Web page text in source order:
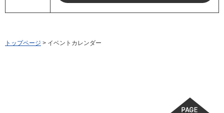
トップページ > イベントカレンダー